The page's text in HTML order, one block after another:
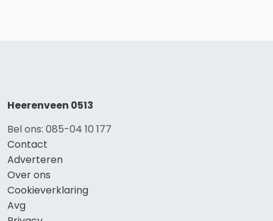
Heerenveen 0513
Bel ons: 085-04 10 177
Contact
Adverteren
Over ons
Cookieverklaring
Avg